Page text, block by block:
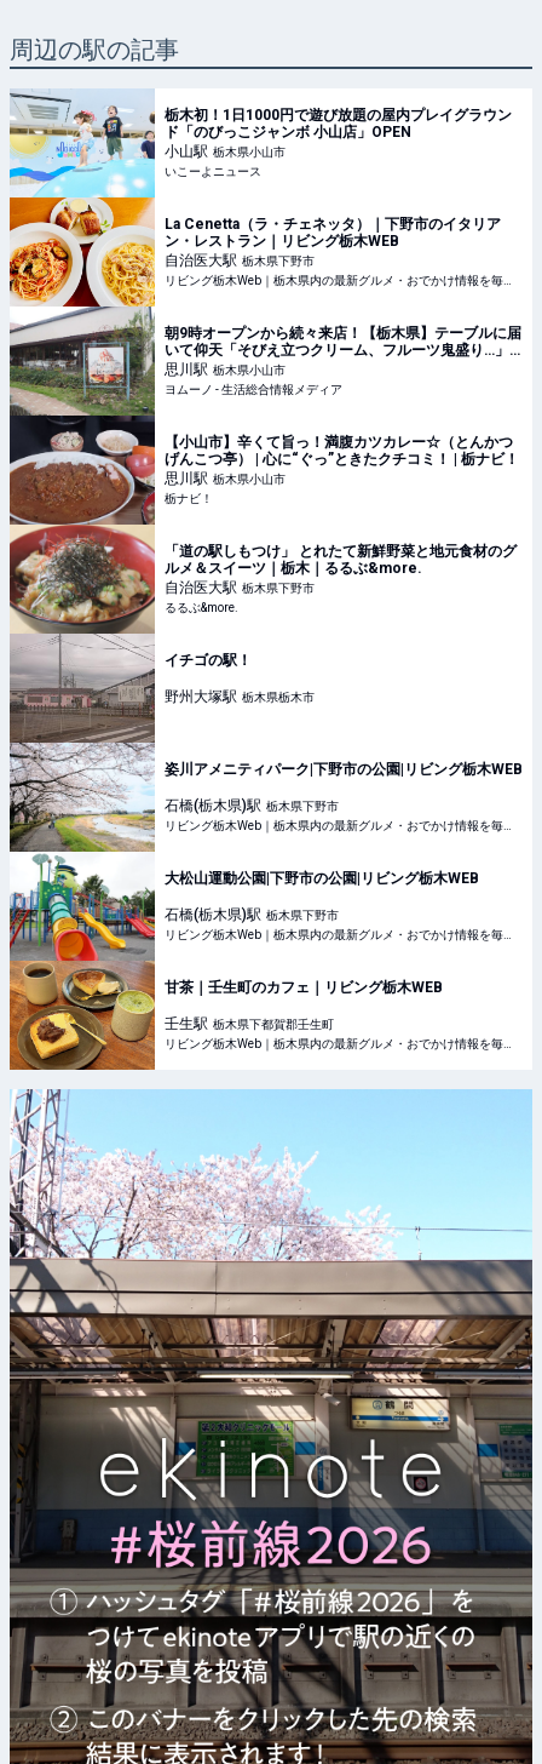
周辺の駅の記事
栃木初！1日1000円で遊び放題の屋内プレイグラウン
ド「のびっこジャンボ 小山店」OPEN
小山駅 栃木県小山市
いこーよニュース
La Cenetta（ラ・チェネッタ）｜下野市のイタリア
ン・レストラン｜リビング栃木WEB
自治医大駅 栃木県下野市
朝9時オープンから続々来店！【栃木県】テーブルに届
いて仰天「そびえ立つクリーム、フルーツ鬼盛り…」
夢のような“超贅沢モーニング” | ヨムーノ
思川駅 栃木県小山市
ヨムーノ - 生活総合情報メディア
【小山市】辛くて旨っ！満腹カツカレー☆（とんかつ
げんこつ亭） | 心に“ぐっ”ときたクチコミ！ | 栃ナビ！
思川駅 栃木県小山市
栃ナビ！
「道の駅しもつけ」 とれたて新鮮野菜と地元食材のグ
ルメ＆スイーツ｜栃木｜るるぶ&more.
自治医大駅 栃木県下野市
るるぶ&more.
イチゴの駅！
野州大塚駅 栃木県栃木市
姿川アメニティパーク|下野市の公園|リビング栃木WEB
石橋(栃木県)駅 栃木県下野市
大松山運動公園|下野市の公園|リビング栃木WEB
石橋(栃木県)駅 栃木県下野市
甘茶｜壬生町のカフェ｜リビング栃木WEB
壬生駅 栃木県下都賀郡壬生町